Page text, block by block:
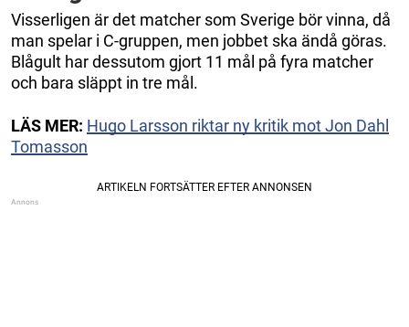
Visserligen är det matcher som Sverige bör vinna, då
man spelar i C-gruppen, men jobbet ska ändå göras.
Blågult har dessutom gjort 11 mål på fyra matcher
och bara släppt in tre mål.
LÄS MER: Hugo Larsson riktar ny kritik mot Jon Dahl
Tomasson